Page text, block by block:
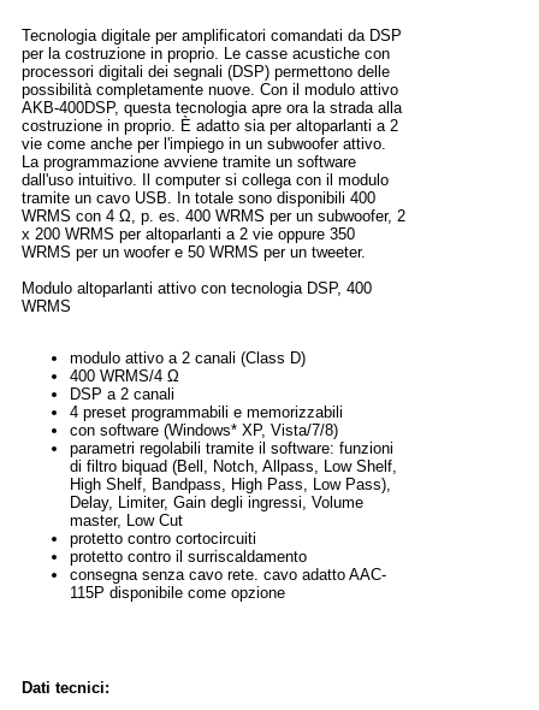
Tecnologia digitale per amplificatori comandati da DSP
per la costruzione in proprio. Le casse acustiche con
processori digitali dei segnali (DSP) permettono delle
possibilità completamente nuove. Con il modulo attivo
AKB-400DSP, questa tecnologia apre ora la strada alla
costruzione in proprio. È adatto sia per altoparlanti a 2
vie come anche per l'impiego in un subwoofer attivo.
La programmazione avviene tramite un software
dall'uso intuitivo. Il computer si collega con il modulo
tramite un cavo USB. In totale sono disponibili 400
WRMS con 4 Ω, p. es. 400 WRMS per un subwoofer, 2
x 200 WRMS per altoparlanti a 2 vie oppure 350
WRMS per un woofer e 50 WRMS per un tweeter.
Modulo altoparlanti attivo con tecnologia DSP, 400
WRMS
modulo attivo a 2 canali (Class D)
400 WRMS/4 Ω
DSP a 2 canali
4 preset programmabili e memorizzabili
con software (Windows* XP, Vista/7/8)
parametri regolabili tramite il software: funzioni
di filtro biquad (Bell, Notch, Allpass, Low Shelf,
High Shelf, Bandpass, High Pass, Low Pass),
Delay, Limiter, Gain degli ingressi, Volume
master, Low Cut
protetto contro cortocircuiti
protetto contro il surriscaldamento
consegna senza cavo rete. cavo adatto AAC-
115P disponibile come opzione
Dati tecnici: